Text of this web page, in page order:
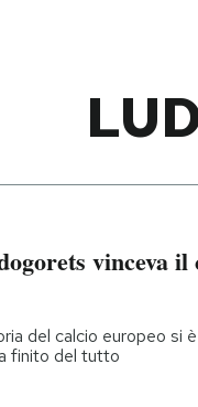
vinceva il
del calcio europeo si
finito del tutto